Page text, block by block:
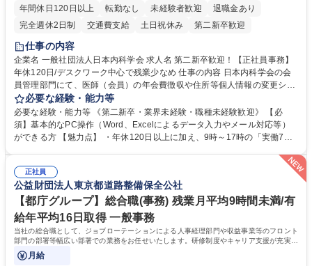
年間休日120日以上
転勤なし 未経験者歓迎
退職金あり
完全週休2日制
交通費支給 土日祝休み 第二新卒歓迎
仕事の内容
企業名 一般社団法人日本内科学会 求人名 第二新卒歓迎！【正社員事務】
年休120日/デスクワーク中心で残業少なめ 仕事の内容 日本内科学会の会
員管理部門にて、医師（会員）の年会費徴収や住所等個人情報の変更シス
テム入力、電話・FAX対応をお任せします。将来的には、各種委員会の運
営事務局業務などにも幅広く携わっていただきます。 【会員管理・データ
入力業務】 ・医師（会員）の住所変更、個人情報のシステム登録・更新
・年会費の徴収管理や入金データの照合確認 【問い合わせ対応】 ・会員
年休120日/デスクワーク中心で残業少なめ
必要な経験・能力等
必要な経験・能力等 《第二新卒・業界未経験・職種未経験歓迎》 【必
須】基本的なPC操作（Word、Excelによるデータ入力やメール対応等）
ができる方 【魅力点】 ・年休120日以上に加え、9時～17時の「実働7時
務（各種委員会運営）】 ・学会内における各種委員会のスケジュール調
整、資料作成、当日の運営サポート 学歴・資格 学歴：大学院 大学 語学
力： 資格：
正社員
公益財団法人東京都道路整備保全公社
【都庁グループ】総合職(事務) 残業月平均9時間未満/有
給年平均16日取得 一般事務
当社の総合職として、ジョブローテーションによる人事経理部門や収益事業等のフロント
部門の部署等幅広い部署での業務をお任せいたします。研修制度やキャリア支援が充実し
ております！ ※下記業務詳細
月給